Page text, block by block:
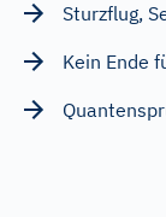
Sturzflug,
Kein Ende